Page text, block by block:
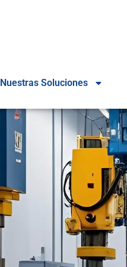
Nuestras Soluciones